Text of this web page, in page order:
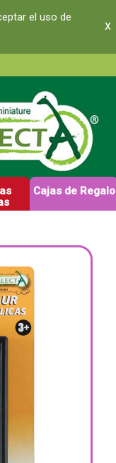
el uso de
x
Cajas de Regalo